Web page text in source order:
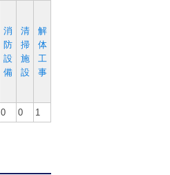
消
防
設
備
清
掃
施
設
解
体
工
事
0 0 1